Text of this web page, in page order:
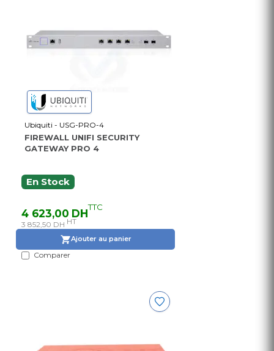
Ubiquiti - USG-PRO-4
FIREWALL UNIFI SECURITY
GATEWAY PRO 4
En Stock
4 623,00 DHTTC
3 852,50 DH HT
Ajouter au panier
Comparer